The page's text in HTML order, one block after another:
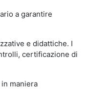
a garantire
e didattiche. I
certificazione di
maniera